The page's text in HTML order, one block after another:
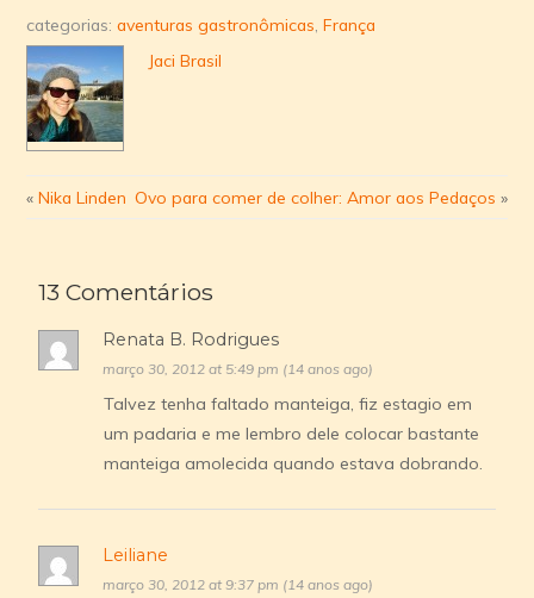
categorias:aventuras gastronômicas ,França
Jaci Brasil
«Nika Linden Ovo para comer de colher: Amor aos Pedaços »
13 Comentários
Renata B. Rodrigues
março 30, 2012 at 5:49 pm (14 anos ago)
Talvez tenha faltado manteiga, fiz estagio em
um padaria e me lembro dele colocar bastante
manteiga amolecida quando estava dobrando.
Leiliane
março 30, 2012 at 9:37 pm (14 anos ago)